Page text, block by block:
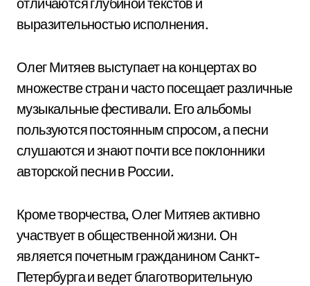
выразительностью исполнения.
Олег Митяев выступает на концертах во
множестве стран и часто посещает различные
музыкальные фестивали. Его альбомы
пользуются постоянным спросом, а песни
слушаются и знают почти все поклонники
авторской песни в России.
Кроме творчества, Олег Митяев активно
участвует в общественной жизни. Он
является почетным гражданином Санкт-
Петербурга и ведет благотворительную